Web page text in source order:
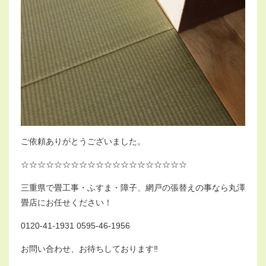
ご依頼ありがとうございました。
☆☆☆☆☆☆☆☆☆☆☆☆☆☆☆☆☆☆☆☆
三重県で畳工事・ふすま・障子、網戸の張替えの事なら丸澤
畳店にお任せください！
0120-41-1931 0595-46-1956
お問い合わせ、お待ちしております‼︎